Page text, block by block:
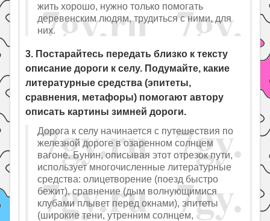
жить хорошо, нужно только помогать
деревенским людям, трудиться с ними, для
них.
3. Постарайтесь передать близко к тексту
описание дороги к селу. Подумайте, какие
литературные средства (эпитеты,
сравнения, метафоры) помогают автору
описать картины зимней дороги.
Дорога к селу начинается с путешествия по
железной дороге в озаренном солнцем
вагоне. Бунин, описывая этот отрезок пути,
использует многочисленные литературные
средства: олицетворение (поезд быстро
бежит), сравнение (дым волнующимися
клубами плывет перед окнами), эпитеты
(широкие тени, утренним солнцем,